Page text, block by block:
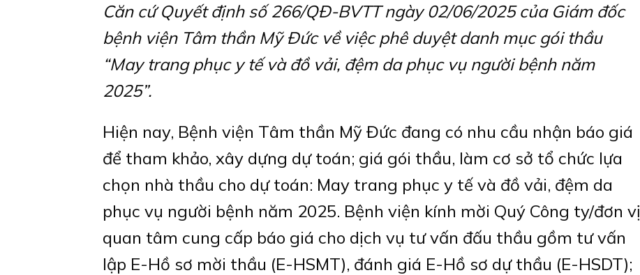
Căn cứ Quyết định số 266/QĐ-BVTT ngày 02/06/2025 của Giám đốc
bệnh viện Tâm thần Mỹ Đức về việc phê duyệt danh mục gói thầu
“May trang phục y tế và đồ vải, đệm da phục vụ người bệnh năm
2025”.
Hiện nay, Bệnh viện Tâm thần Mỹ Đức đang có nhu cầu nhận báo giá
để tham khảo, xây dựng dự toán; giá gói thầu, làm cơ sở tổ chức lựa
chọn nhà thầu cho dự toán: May trang phục y tế và đồ vải, đệm da
phục vụ người bệnh năm 2025. Bệnh viện kính mời Quý Công ty/đơn vị
quan tâm cung cấp báo giá cho dịch vụ tư vấn đấu thầu gồm tư vấn
lập E-Hồ sơ mời thầu (E-HSMT), đánh giá E-Hồ sơ dự thầu (E-HSDT);